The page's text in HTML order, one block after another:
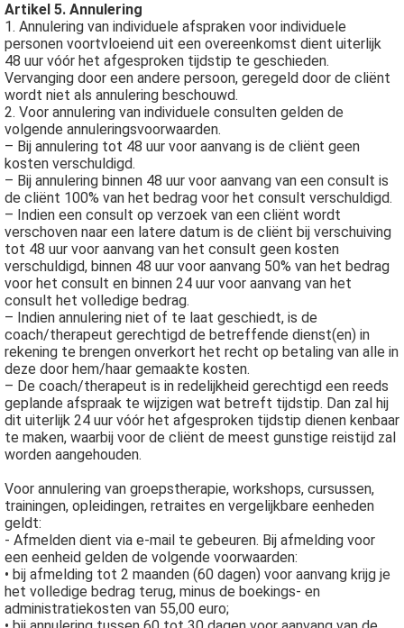
Artikel 5. Annulering
1. Annulering van individuele afspraken voor individuele
personen voortvloeiend uit een overeenkomst dient uiterlijk
48 uur vóór het afgesproken tijdstip te geschieden.
Vervanging door een andere persoon, geregeld door de cliënt
wordt niet als annulering beschouwd.
2. Voor annulering van individuele consulten gelden de
volgende annuleringsvoorwaarden.
– Bij annulering tot 48 uur voor aanvang is de cliënt geen
kosten verschuldigd.
– Bij annulering binnen 48 uur voor aanvang van een consult is
de cliënt 100% van het bedrag voor het consult verschuldigd.
– Indien een consult op verzoek van een cliënt wordt
verschoven naar een latere datum is de cliënt bij verschuiving
tot 48 uur voor aanvang van het consult geen kosten
verschuldigd, binnen 48 uur voor aanvang 50% van het bedrag
voor het consult en binnen 24 uur voor aanvang van het
consult het volledige bedrag.
– Indien annulering niet of te laat geschiedt, is de
coach/therapeut gerechtigd de betreffende dienst(en) in
rekening te brengen onverkort het recht op betaling van alle in
deze door hem/haar gemaakte kosten.
– De coach/therapeut is in redelijkheid gerechtigd een reeds
geplande afspraak te wijzigen wat betreft tijdstip. Dan zal hij
dit uiterlijk 24 uur vóór het afgesproken tijdstip dienen kenbaar
te maken, waarbij voor de cliënt de meest gunstige reistijd zal
worden aangehouden.
Voor annulering van groepstherapie, workshops, cursussen,
trainingen, opleidingen, retraites en vergelijkbare eenheden
geldt:
- Afmelden dient via e-mail te gebeuren. Bij afmelding voor
een eenheid gelden de volgende voorwaarden:
• bij afmelding tot 2 maanden (60 dagen) voor aanvang krijg je
het volledige bedrag terug, minus de boekings- en
administratiekosten van 55,00 euro;